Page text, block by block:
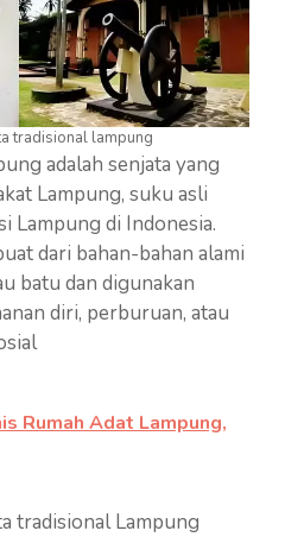
tradisional lampung
adalah senjata yang
Lampung, suku asli
Lampung di Indonesia.
dari bahan-bahan alami
batu dan digunakan
diri, perburuan, atau
Rumah Adat Lampung,
tradisional Lampung